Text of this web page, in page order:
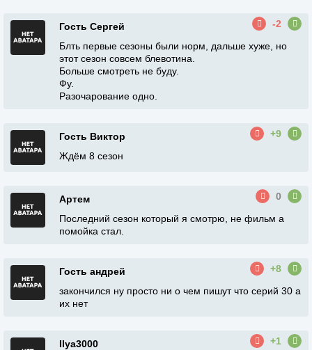
Гость Сергей
-2
Блть первые сезоны были норм, дальше хуже, но
этот сезон совсем блевотина.
Больше смотреть не буду.
Фу.
Разочарование одно.
Гость Виктор
+9
Ждём 8 сезон
Артем
0
Последний сезон который я смотрю, не фильм а
помойка стал.
Гость андрей
+8
закончился ну просто ни о чем пишут что серий 30 а
их нет
Ilya3000
+1